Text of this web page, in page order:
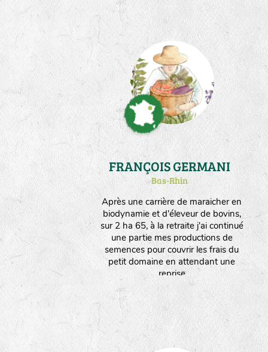
Après une carrière de maraicher en
biodynamie et d'éleveur de bovins,
sur 2 ha 65, à la retraite j'ai continué
une partie mes productions de
semences pour couvrir les frais du
petit domaine en attendant une
reprise
(http://francois.germani.free.fr/). Je
me consacre désormais à des
activités de traduction et publication
de l'oeuvre en tri-articulation sociale
de .Steiner
(http://www.triarticulation.fr/)
FRANÇOIS GERMANI
Bas-Rhin